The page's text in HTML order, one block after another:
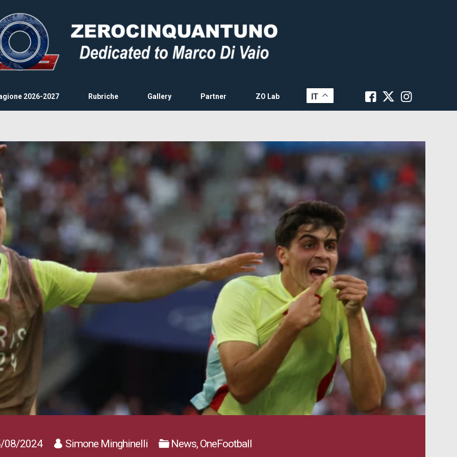
2026-2027 Rubriche Gallery Partner ZO Lab IT
08/2024 Simone Minghinelli News, OneFootball